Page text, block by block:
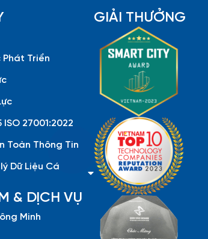
Triển
ISO 27001:2022
Toàn Thông Tin
Dữ Liệu Cá
& DỊCH VỤ
Minh
GIẢI THƯỞNG